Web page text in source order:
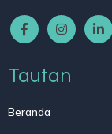
Tautan
Beranda